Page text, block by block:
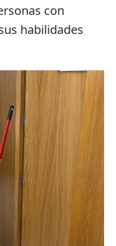
con
habilidades